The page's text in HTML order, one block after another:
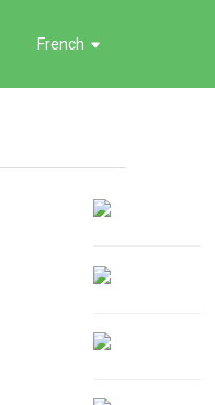
French